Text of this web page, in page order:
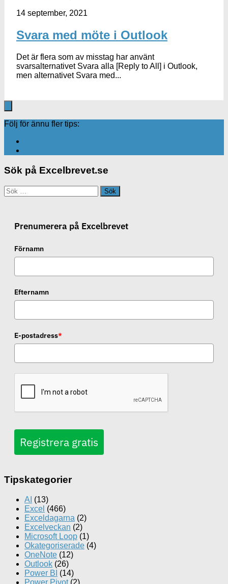
14 september, 2021
Svara med möte i Outlook
Det är flera som av misstag har använt
svarsalternativet Svara alla [Reply to All] i Outlook,
men alternativet Svara med...
Följ för ännu fler tips:
Sök på Excelbrevet.se
Sök
efter:
Prenumerera på Excelbrevet
Förnamn
Efternamn
E-postadress*
Registrera gratis
Tipskategorier
AI (13)
Excel (466)
Exceldagarna (2)
Excelveckan (2)
Microsoft Loop (1)
Okategoriserade (4)
OneNote (12)
Outlook (26)
Power BI (14)
Power Pivot(2)